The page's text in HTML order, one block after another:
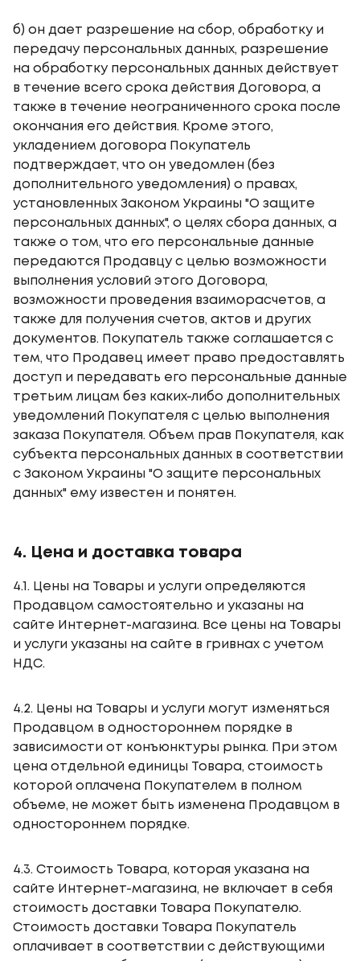
б) он дает разрешение на сбор, обработку и
передачу персональных данных, разрешение
на обработку персональных данных действует
в течение всего срока действия Договора, а
также в течение неограниченного срока после
окончания его действия. Кроме этого,
укладением договора Покупатель
подтверждает, что он уведомлен (без
дополнительного уведомления) о правах,
установленных Законом Украины "О защите
персональных данных", о целях сбора данных, а
также о том, что его персональные данные
передаются Продавцу с целью возможности
выполнения условий этого Договора,
возможности проведения взаиморасчетов, а
также для получения счетов, актов и других
документов. Покупатель также соглашается с
тем, что Продавец имеет право предоставлять
доступ и передавать его персональные данные
третьим лицам без каких-либо дополнительных
уведомлений Покупателя с целью выполнения
заказа Покупателя. Объем прав Покупателя, как
субъекта персональных данных в соответствии
с Законом Украины "О защите персональных
данных" ему известен и понятен.
4. Цена и доставка товара
4.1. Цены на Товары и услуги определяются
Продавцом самостоятельно и указаны на
сайте Интернет-магазина. Все цены на Товары
и услуги указаны на сайте в гривнах с учетом
НДС.
4.2. Цены на Товары и услуги могут изменяться
Продавцом в одностороннем порядке в
зависимости от конъюнктуры рынка. При этом
цена отдельной единицы Товара, стоимость
которой оплачена Покупателем в полном
объеме, не может быть изменена Продавцом в
одностороннем порядке.
4.3. Стоимость Товара, которая указана на
сайте Интернет-магазина, не включает в себя
стоимость доставки Товара Покупателю.
Стоимость доставки Товара Покупатель
оплачивает в соответствии с действующими